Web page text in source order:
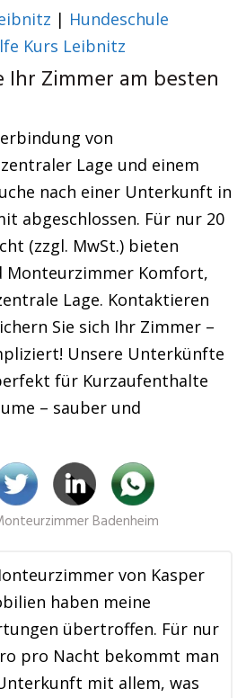
| Hundeschule
Kurs Leibnitz
Ihr Zimmer am besten
von
Lage und einem
nach einer Unterkunft in
abgeschlossen. Für nur 20
(zzgl. MwSt.) bieten
Monteurzimmer Komfort,
Lage. Kontaktieren
Sie sich Ihr Zimmer –
Unsere Unterkünfte
für Kurzaufenthalte
– sauber und
Badenheim
von Kasper
haben meine
übertroffen. Für nur
pro Nacht bekommt man
mit allem, was